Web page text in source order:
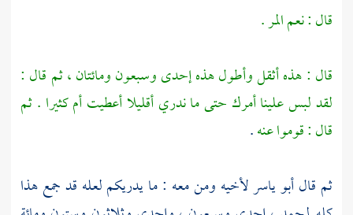
قال : نعم المر .
قال : هذه أثقل وأطول هذه إحدى وسبعون ومائتان ، ثم قال :
لقد لبس علينا أمرك حتى ما ندري أقليلا أعطيت أم كثيرا . ثم
قال : قوموا عنه.
ثم قالأبو ياسرلأخيه ومن معه : ما يدريكم لعله قد جمع هذا